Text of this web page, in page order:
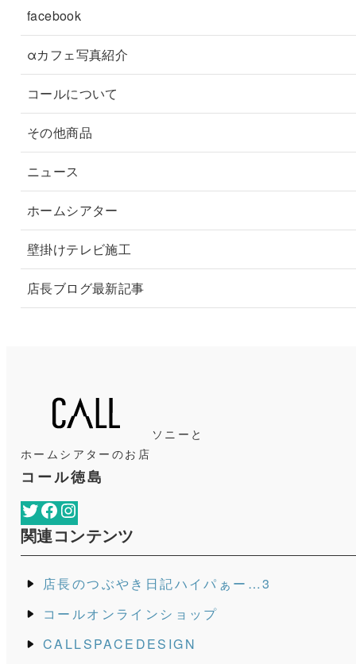
facebook
αカフェ写真紹介
コールについて
その他商品
ニュース
ホームシアター
壁掛けテレビ施工
店長ブログ最新記事
ソニーと
ホームシアターのお店
コール徳島
TwitterFacebook
関連コンテンツ
店長のつぶやき日記ハイパぁー…3
コールオンラインショップ
CALLSPACEDESIGN